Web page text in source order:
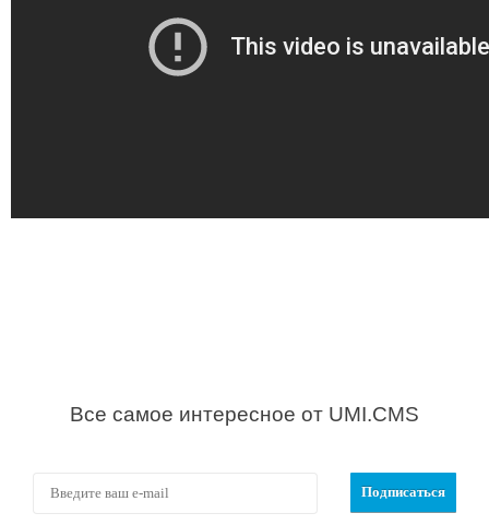
Все самое интересное от UMI.CMS